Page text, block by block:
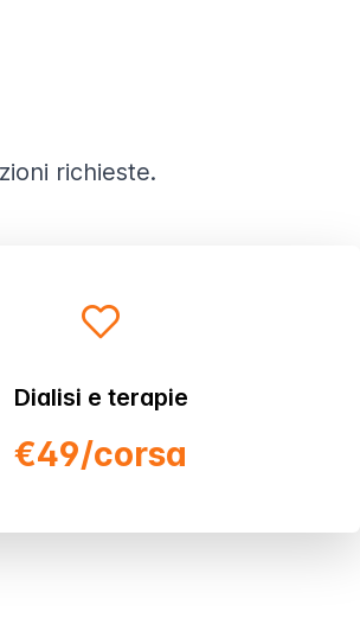
richieste.
Dialisi e terapie
€49/corsa